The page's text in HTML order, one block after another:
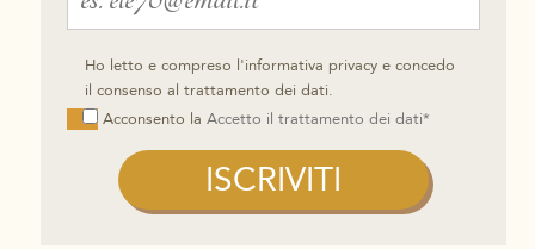
Ho letto e compreso l'informativa privacy e concedo
il consenso al trattamento dei dati.
Acconsento la Accetto il trattamento dei dati*